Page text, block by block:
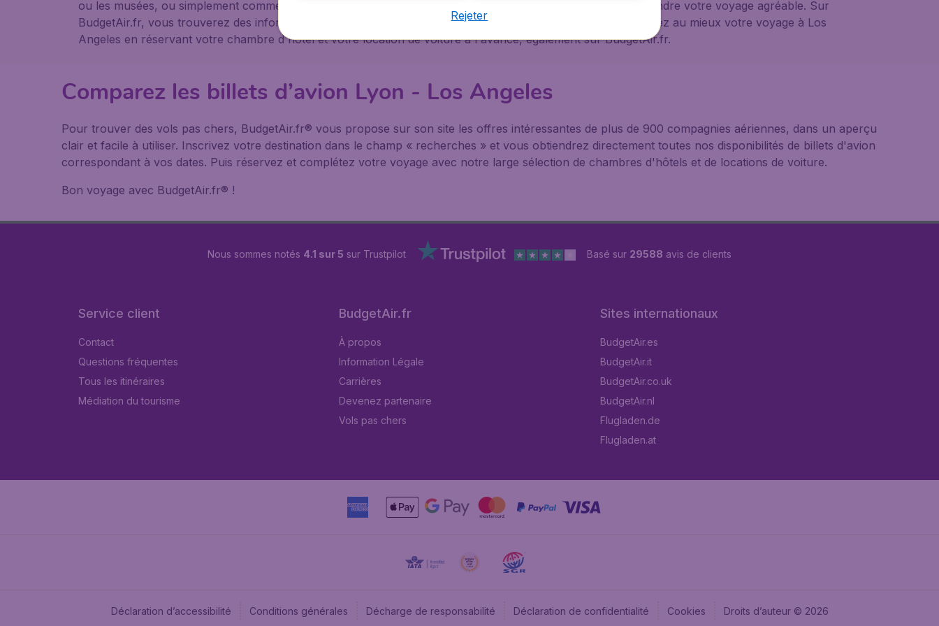
ou les musées, ou simplement comme point de départ vers une autre destination, BudgetAir vous aidera à rendre votre voyage agréable. Sur
BudgetAir.fr, vous trouverez des informations pratiques concernant Los Angeles sur sa page dédiée. Organisez au mieux votre voyage à Los
Angeles en réservant votre chambre d'hôtel et votre location de voiture à l'avance, également sur BudgetAir.fr.
Comparez les billets d’avion Lyon - Los Angeles
Pour trouver des vols pas chers, BudgetAir.fr® vous propose sur son site les offres intéressantes de plus de 900 compagnies aériennes, dans un aperçu
clair et facile à utiliser. Inscrivez votre destination dans le champ « recherches » et vous obtiendrez directement toutes nos disponibilités de billets d'avion
correspondant à vos dates. Puis réservez et complétez votre voyage avec notre large sélection de chambres d'hôtels et de locations de voiture.
Bon voyage avec BudgetAir.fr® !
Nous sommes notés 4.1 sur 5 sur Trustpilot Basé sur 29588 avis de clients
Service client
Contact
Questions fréquentes
Tous les itinéraires
Médiation du tourisme
BudgetAir.fr
À propos
Information Légale
Carrières
Devenez partenaire
Vols pas chers
Sites internationaux
BudgetAir.es
BudgetAir.it
BudgetAir.co.uk
BudgetAir.nl
Flugladen.de
Flugladen.at
Déclaration d’accessibilité Conditions générales Décharge de responsabilité Déclaration de confidentialité Cookies Droits d’auteur © 2026
Rejeter